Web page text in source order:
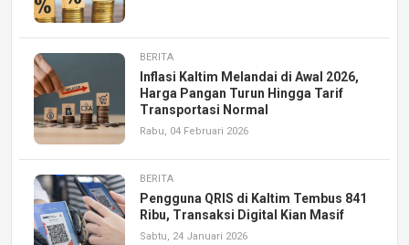
BERITA
Inflasi Kaltim Melandai di Awal 2026,
Harga Pangan Turun Hingga Tarif
Transportasi Normal
Rabu, 04 Februari 2026
BERITA
Pengguna QRIS di Kaltim Tembus 841
Ribu, Transaksi Digital Kian Masif
Sabtu, 24 Januari 2026